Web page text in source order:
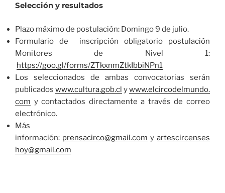
Selección y resultados
Plazo máximo de postulación: Domingo 9 de julio.
Formulario de inscripción obligatorio postulación
Monitores de Nivel 1:
https://goo.gl/forms/ZTkxnmZtkIbbiNPn1
Los seleccionados de ambas convocatorias serán
publicados www.cultura.gob.cl ywww.elcircodelmundo.
com y contactados directamente a través de correo
electrónico.
Más
información: prensacirco@gmail.com y artescircenses
hoy@gmail.com